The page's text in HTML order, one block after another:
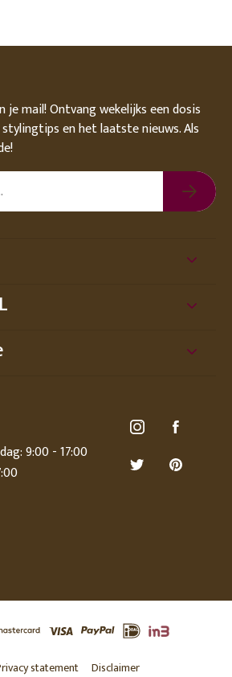
mail! Ontvang wekelijks een dosis
en het laatste nieuws. Als
9:00 - 17:00
statement Disclaimer